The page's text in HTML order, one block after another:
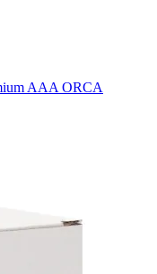
AAA ORCA